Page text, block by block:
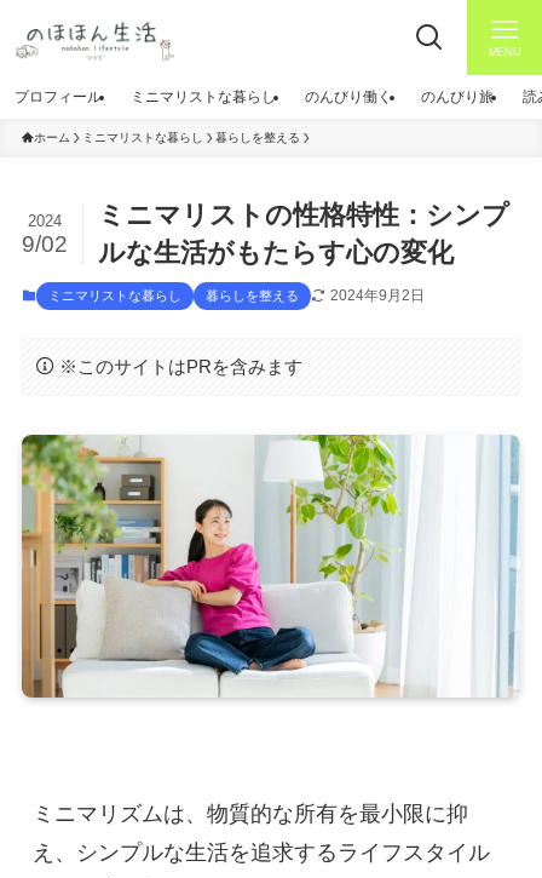
MENU
プロフィール ミニマリストな暮らし のんびり働く のんびり旅 読
ホーム ミニマリストな暮らし 暮らしを整える
ミニマリストの性格特性：シンプ
ルな生活がもたらす心の変化
2024
9/02
ミニマリストな暮らし 暮らしを整える 2024年9月2日
※このサイトはPRを含みます
ミニマリズムは、物質的な所有を最小限に抑
え、シンプルな生活を追求するライフスタイル